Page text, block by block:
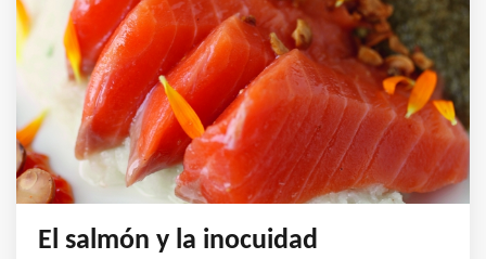
El salmón y la inocuidad